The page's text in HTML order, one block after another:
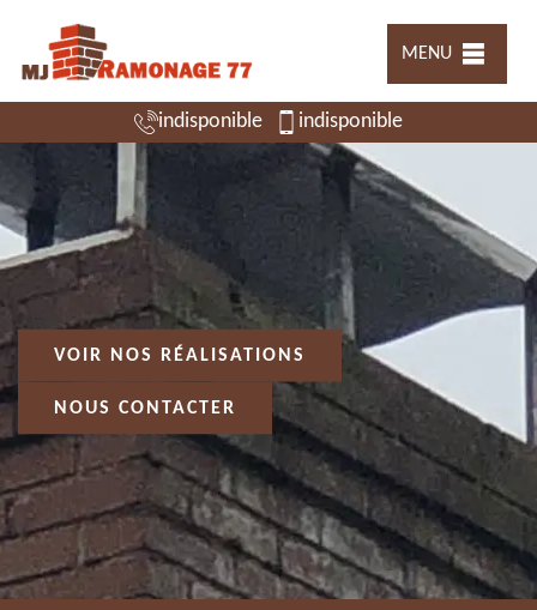
MENU
indisponible indisponible
VOIR NOS RÉALISATIONS
NOUS CONTACTER